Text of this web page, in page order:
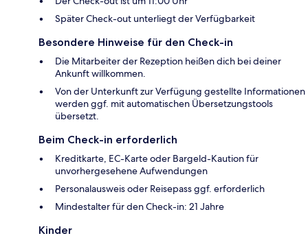
Später Check-out unterliegt der Verfügbarkeit
Besondere Hinweise für den Check-in
Die Mitarbeiter der Rezeption heißen dich bei deiner
Ankunft willkommen.
Von der Unterkunft zur Verfügung gestellte Informationen
werden ggf. mit automatischen Übersetzungstools
übersetzt.
Beim Check-in erforderlich
Kreditkarte, EC-Karte oder Bargeld-Kaution für
unvorhergesehene Aufwendungen
Personalausweis oder Reisepass ggf. erforderlich
Mindestalter für den Check-in: 21 Jahre
Kinder